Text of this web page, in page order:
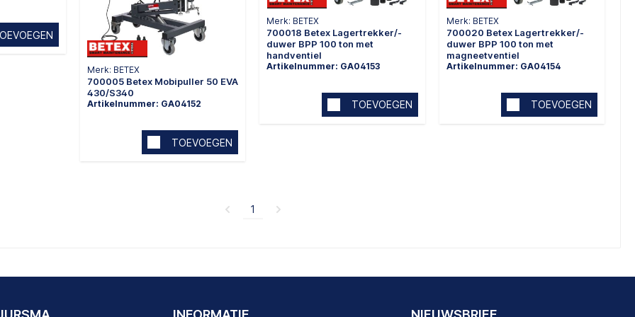
Merk: BETEX
700005 Betex Mobipuller 50 EVA
430/S340
Artikelnummer: GA04152
TOEVOEGEN
Merk: BETEX
700018 Betex Lagertrekker/-
duwer BPP 100 ton met
handventiel
Artikelnummer: GA04153
TOEVOEGEN
Merk: BETEX
700020 Betex Lagertrekker/-
duwer BPP 100 ton met
magneetventiel
Artikelnummer: GA04154
TOEVOEGEN
1